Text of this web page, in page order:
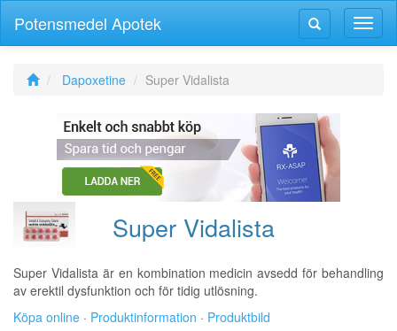
Växla
Växla
navigering
Potensmedel Apotek
Dapoxetine Super Vidalista
Super Vidalista
Super Vidalista är en kombination medicin avsedd för behandling
av erektil dysfunktion och för tidig utlösning.
Köpa online · Produktinformation · Produktbild